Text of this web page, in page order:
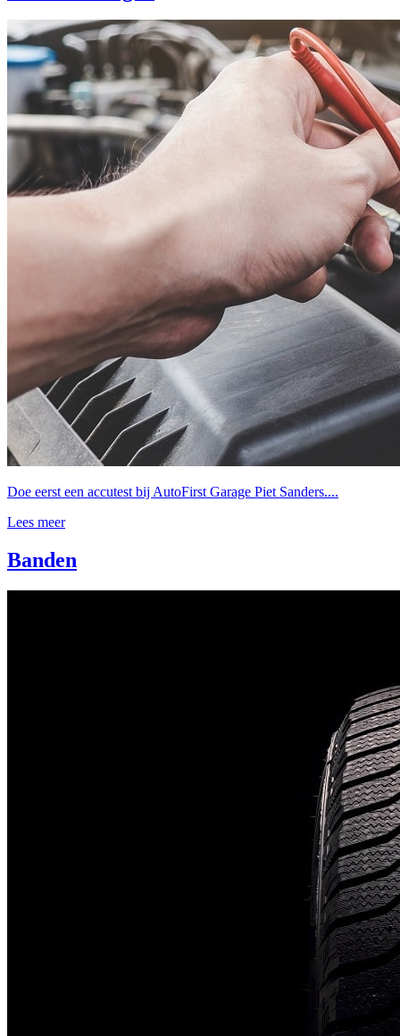
Doe eerst een accutest bij AutoFirst Garage Piet Sanders....
Lees meer
Banden